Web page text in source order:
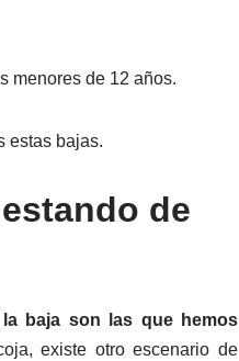
menores de 12 años.
estas bajas.
de
baja son las que hemos
existe otro escenario de